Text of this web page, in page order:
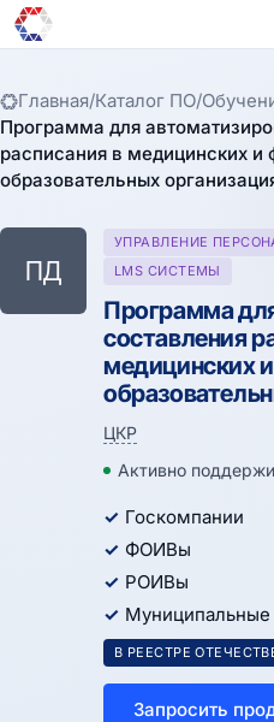
Главная/Каталог ПО/
Программа для
расписания в медицинских и
образовательных
ПД
УПРАВЛЕНИЕ
LMS СИСТЕМЫ
Программа
составления
медицинских
ЦКР
Активно
Госкомпании
ФОИВы
РОИВы
В РЕЕСТРЕ
Запросить